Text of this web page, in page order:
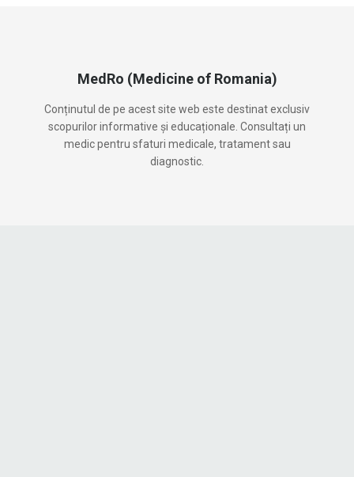
MedRo (Medicine of Romania)
Conținutul de pe acest site web este destinat exclusiv
scopurilor informative și educaționale. Consultați un
medic pentru sfaturi medicale, tratament sau
diagnostic.